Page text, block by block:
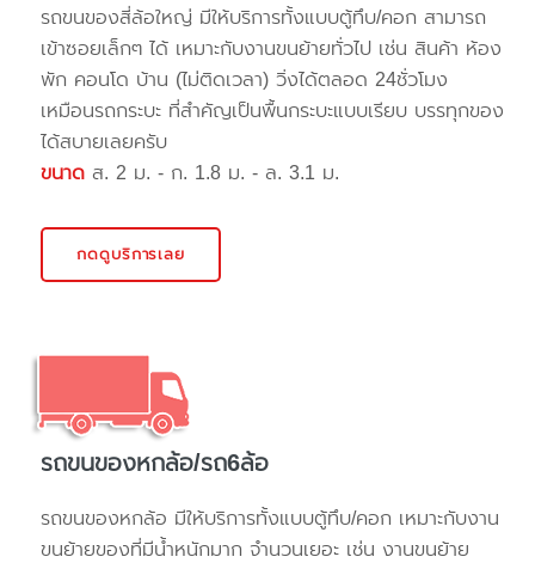
รถขนของสี่ล้อใหญ่ มีให้บริการทั้งแบบตู้ทึบ/คอก สามารถ
เข้าซอยเล็กๆ ได้ เหมาะกับงานขนย้ายทั่วไป เช่น สินค้า ห้อง
พัก คอนโด บ้าน (ไม่ติดเวลา) วิ่งได้ตลอด 24ชั่วโมง
เหมือนรถกระบะ ที่สำคัญเป็นพื้นกระบะแบบเรียบ บรรทุกของ
ได้สบายเลยครับ
ขนาด ส. 2 ม. - ก. 1.8 ม. - ล. 3.1 ม.
กดดูบริการเลย
รถขนของหกล้อ/รถ6ล้อ
รถขนของหกล้อ มีให้บริการทั้งแบบตู้ทึบ/คอก เหมาะกับงาน
ขนย้ายของที่มีน้ำหนักมาก จำนวนเยอะ เช่น งานขนย้าย